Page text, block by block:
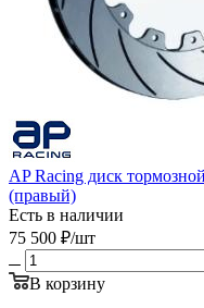
AP Racing диск
(правый)
Есть в наличии
75 500 ₽/шт
В корзину